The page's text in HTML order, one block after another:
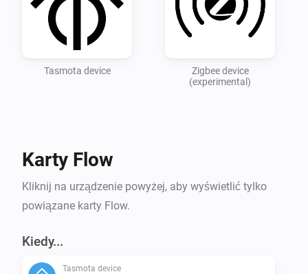
Tasmota device
Zigbee device
(experimental)
Karty Flow
Kliknij na urządzenie powyżej, aby wyświetlić tylko
powiązane karty Flow.
Kiedy...
Tasmota device